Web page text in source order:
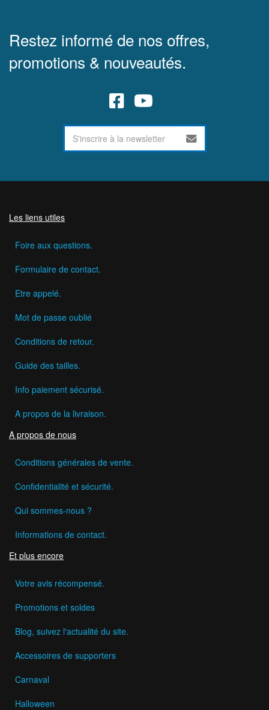
Restez informé de nos offres,
promotions & nouveautés.
Les liens utiles
Foire aux questions.
Formulaire de contact.
Etre appelé.
Mot de passe oublié
Conditions de retour.
Guide des tailles.
Info paiement sécurisé.
A propos de la livraison.
A propos de nous
Conditions générales de vente.
Confidentialité et sécurité.
Qui sommes-nous ?
Informations de contact.
Et plus encore
Votre avis récompensé.
Promotions et soldes
Blog, suivez l'actualité du site.
Accessoires de supporters
Carnaval
Halloween